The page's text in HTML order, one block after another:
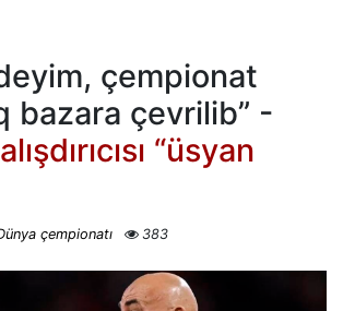
çempionat
bazara çevrilib” -
“üsyan
çempionatı 383